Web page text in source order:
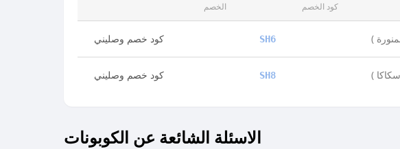
الخصم كود الخصم
كود خصم وصليني SH6
كود خصم وصليني SH8
الاسئلة الشائعة عن الكوبونات